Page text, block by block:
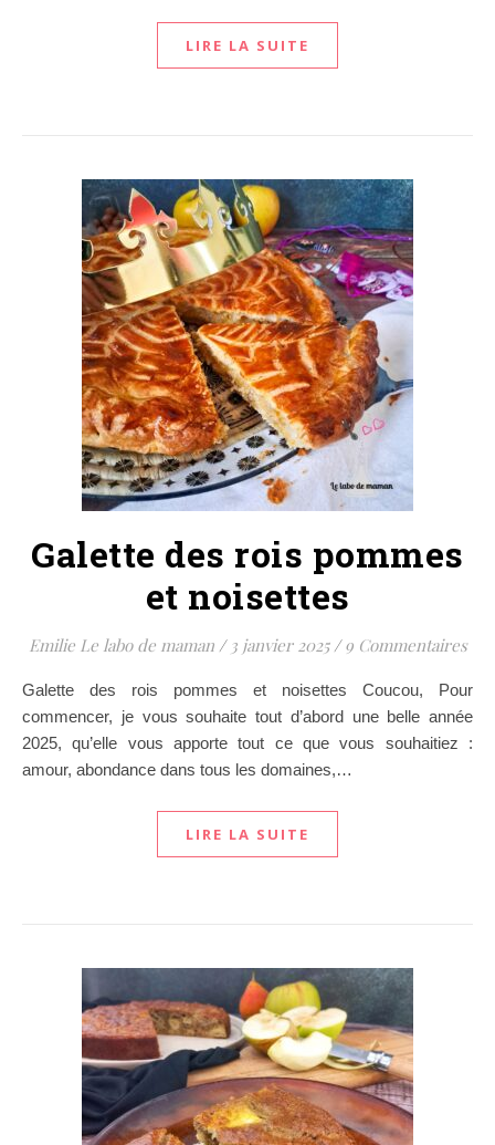
LIRE LA SUITE
Galette des rois pommes
et noisettes
Emilie Le labo de maman / 3 janvier 2025 / 9 Commentaires
Galette des rois pommes et noisettes Coucou, Pour
commencer, je vous souhaite tout d’abord une belle année
2025, qu’elle vous apporte tout ce que vous souhaitiez :
amour, abondance dans tous les domaines,…
LIRE LA SUITE